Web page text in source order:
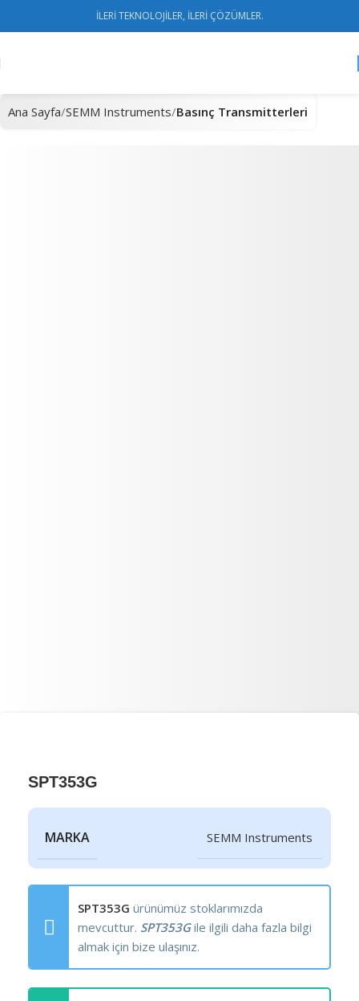
İLERİ TEKNOLOJİLER, İLERİ ÇÖZÜMLER.
Ana Sayfa SEMM Instruments Basınç Transmitterleri
SPT353G
MARKA SEMM Instruments
SPT353G ürünümüz stoklarımızda
mevcuttur. SPT353Gile ilgili daha fazla bilgi
almak için bize ulaşınız.